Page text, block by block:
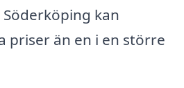
kan
priser än en i en större